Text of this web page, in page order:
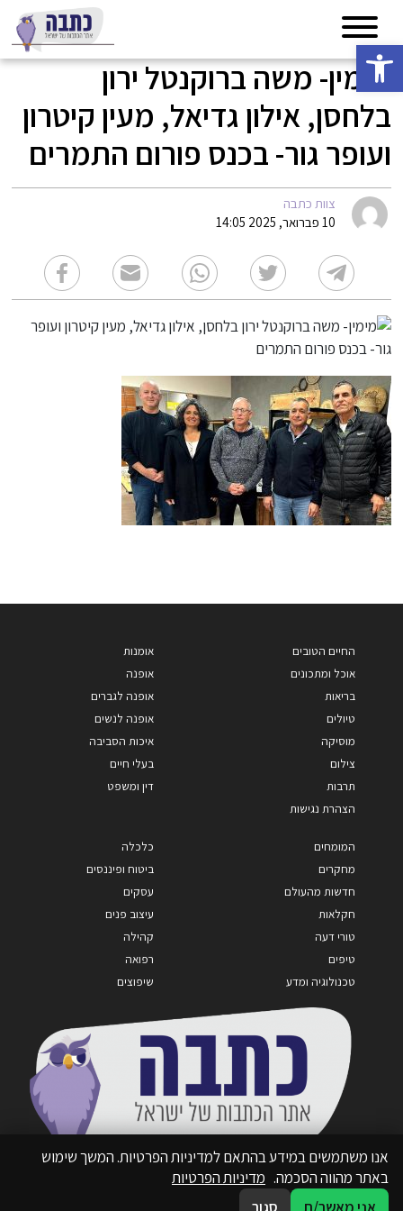
פתח סרגל נגישות
מימין- משה ברוקנטל ירון
בלחסן, אילון גדיאל, מעין קיטרון
ועופר גור- בכנס פורום התמרים
צוות כתבה
10 פברואר, 2025 14:05
החיים הטובים
אוכל ומתכונים
בריאות
טיולים
מוסיקה
צילום
תרבות
הצהרת נגישות
אומנות
אופנה
אופנה לגברים
אופנה לנשים
איכות הסביבה
בעלי חיים
דין ומשפט
המומחים
מחקרים
חדשות מהעולם
חקלאות
טורי דעה
טיפים
טכנולוגיה ומדע
כלכלה
ביטוח ופיננסים
עסקים
עיצוב פנים
קהילה
רפואה
שיפוצים
אנו משתמשים במידע בהתאם למדיניות הפרטיות. המשך שימוש
באתר מהווה הסכמה. מדיניות הפרטיות